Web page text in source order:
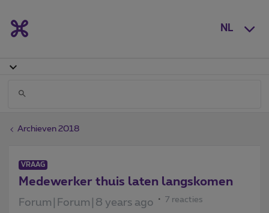
NL
Archieven 2018
VRAAG
Medewerker thuis laten langskomen
Forum|Forum|8 years ago 7 reacties